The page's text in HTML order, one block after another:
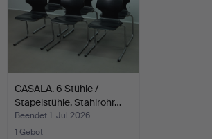
CASALA. 6 Stühle /
Stapelstühle, Stahlrohr…
Beendet 1. Jul 2026
1 Gebot